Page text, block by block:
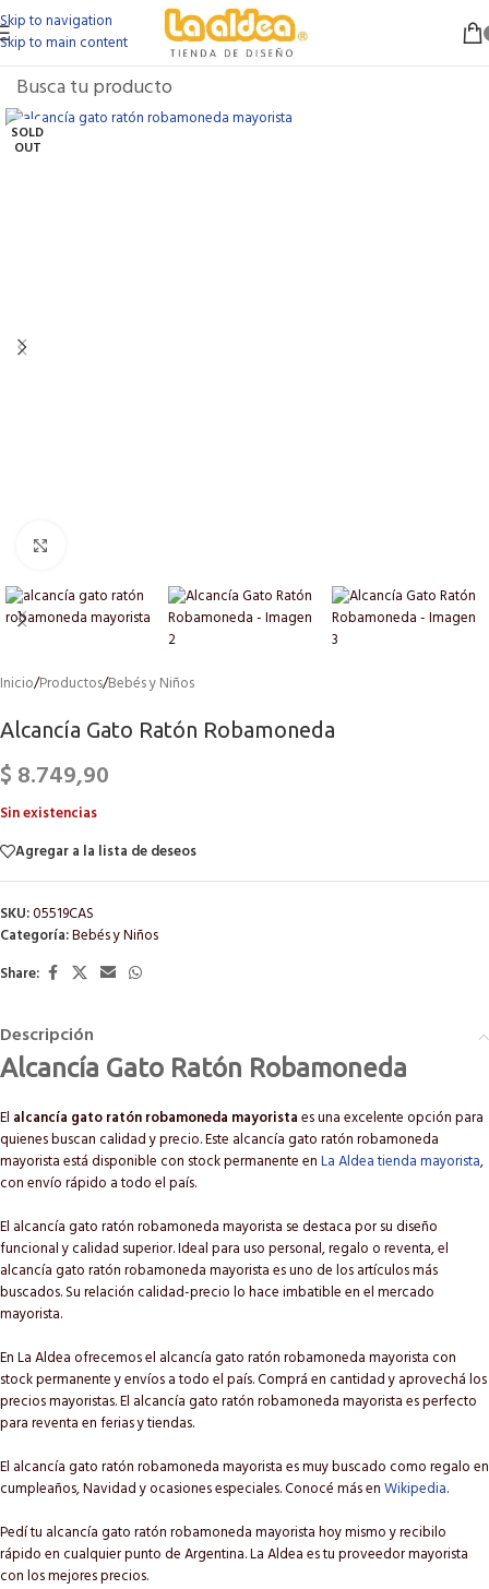
Skip to navigation
Skip to main content
SOLD
OUT
Inicio/Productos/Bebés y Niños
Alcancía Gato Ratón Robamoneda
$ 8.749,90
Sin existencias
Agregar a la lista de deseos
SKU:05519CAS
Categoría:Bebés y Niños
Share:
Descripción
Alcancía Gato Ratón Robamoneda
El alcancía gato ratón robamoneda mayoristaes una excelente opción para
quienes buscan calidad y precio. Este alcancía gato ratón robamoneda
mayorista está disponible con stock permanente enLa Aldea tienda mayorista,
con envío rápido a todo el país.
El alcancía gato ratón robamoneda mayorista se destaca por su diseño
funcional y calidad superior. Ideal para uso personal, regalo o reventa, el
alcancía gato ratón robamoneda mayorista es uno de los artículos más
buscados. Su relación calidad-precio lo hace imbatible en el mercado
mayorista.
En La Aldea ofrecemos el alcancía gato ratón robamoneda mayorista con
stock permanente y envíos a todo el país. Comprá en cantidad y aprovechá los
precios mayoristas. El alcancía gato ratón robamoneda mayorista es perfecto
para reventa en ferias y tiendas.
El alcancía gato ratón robamoneda mayorista es muy buscado como regalo en
cumpleaños, Navidad y ocasiones especiales. Conocé más enWikipedia.
Pedí tu alcancía gato ratón robamoneda mayorista hoy mismo y recibilo
rápido en cualquier punto de Argentina. La Aldea es tu proveedor mayorista
con los mejores precios.